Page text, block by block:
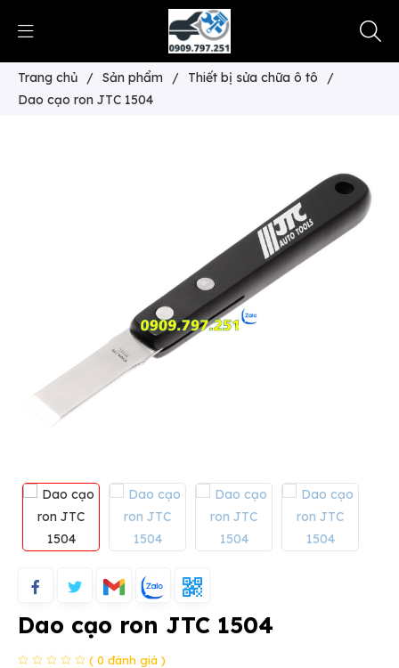
Trang chủ / Sản phẩm / Thiết bị sửa chữa ô tô
/
Dao cạo ron JTC 1504
Dao cạo ron JTC 1504
( 0 đánh giá )